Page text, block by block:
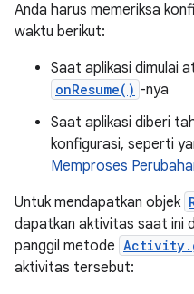
Anda harus memeriksa
waktu berikut:
Saat aplikasi dimulai
onResume() -nya
Saat aplikasi diberi
konfigurasi, seperti
Memproses
Untuk mendapatkan objek
dapatkan aktivitas saat ini
panggil metode
aktivitas tersebut: